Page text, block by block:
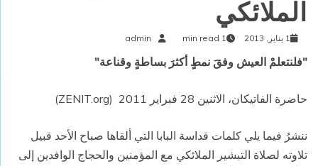
الملائكي
1 يناير, 2013 1 min read
admin
"فلنتعلمْ العيش وفقَ نمطٍ أكثرَ بساطةٍ وقناعة"
حاضرة الفاتيكان، الاثنين 28 فبراير 2011 (ZENIT.org)
ننشرُ فيما يلي كلمات قداسة البابا التي ألقاها صباح الأحد قبيل
تلاوته لصلاة التبشير الملائكي مع المؤمنين والحجاج الوافدين إلى